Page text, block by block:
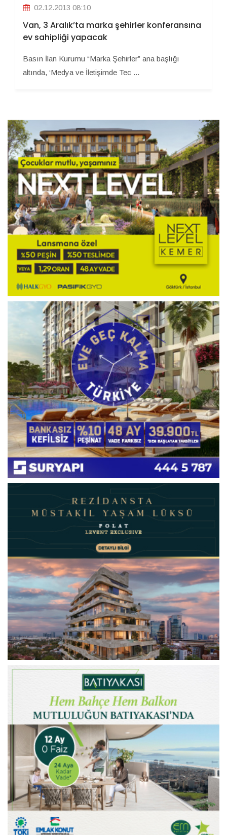
02.12.2013 08:10
Van, 3 Aralık’ta marka şehirler konferansına
ev sahipliği yapacak
Basın İlan Kurumu “Marka Şehirler” ana başlığı
altında, ‘Medya ve İletişimde Tec ...